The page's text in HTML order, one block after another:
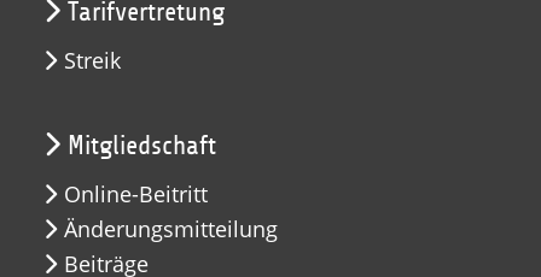
Tarifvertretung
Streik
Mitgliedschaft
Online-Beitritt
Änderungsmitteilung
Beiträge